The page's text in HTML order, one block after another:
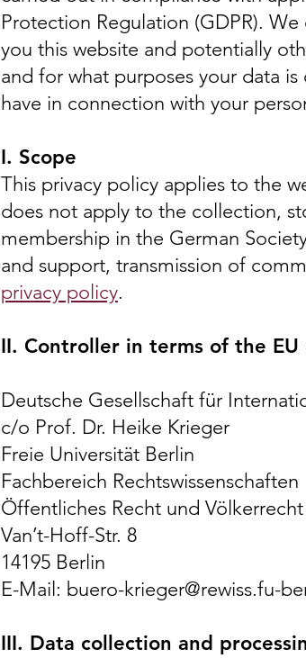
Protection Regulation (GDPR).
you this website and potentially
and for what purposes your data
have in connection with your
I. Scope
This privacy policy applies to the
does not apply to the collection,
membership in the German
and support, transmission of
privacy policy.
II. Controller in terms of the EU
Deutsche Gesellschaft für
c/o Prof. Dr. Heike Krieger
Freie Universität Berlin
Fachbereich Rechtswissenschaften
Öffentliches Recht und Völkerrecht
Van’t-Hoff-Str. 8
14195 Berlin
E-Mail: buero-krieger@rewiss.fu-
III. Data collection and